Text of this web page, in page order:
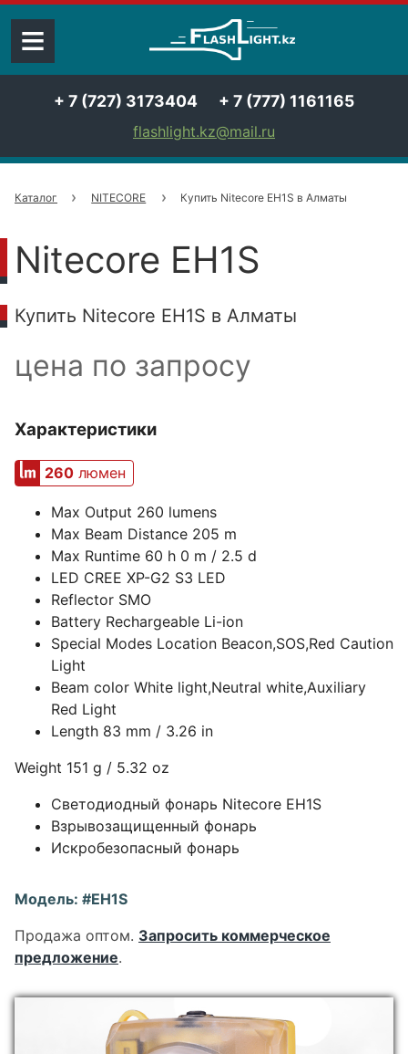
≡
+ 7 (727) 3173404 + 7 (777) 1161165
flashlight.kz@mail.ru
Каталог NITECORE Купить Nitecore EH1S в Алматы
Nitecore EH1S
Купить Nitecore EH1S в Алматы
цена по запросу
Характеристики
260 люмен
Max Output 260 lumens
Max Beam Distance 205 m
Max Runtime 60 h 0 m / 2.5 d
LED CREE XP-G2 S3 LED
Reflector SMO
Battery Rechargeable Li-ion
Special Modes Location Beacon,SOS,Red Caution
Light
Beam color White light,Neutral white,Auxiliary
Red Light
Length 83 mm / 3.26 in
Weight 151 g / 5.32 oz
Светодиодный фонарь Nitecore EH1S
Взрывозащищенный фонарь
Искробезопасный фонарь
Модель: #EH1S
Продажа оптом. Запросить коммерческое
предложение.